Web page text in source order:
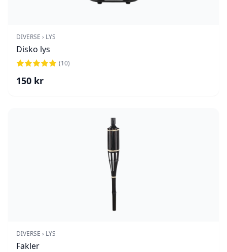
DIVERSE › LYS
Disko lys
(10)
150 kr
DIVERSE › LYS
Fakler